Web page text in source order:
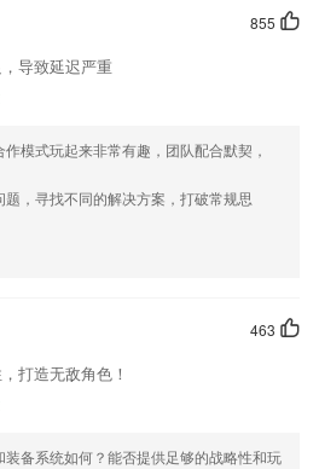
855
导致延迟严重
作模式玩起来非常有趣，团队配合默契，
题，寻找不同的解决方案，打破常规思
463
打造无敌角色！
装备系统如何？能否提供足够的战略性和玩